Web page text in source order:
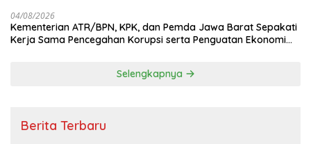
04/08/2026
Kementerian ATR/BPN, KPK, dan Pemda Jawa Barat Sepakati
Kerja Sama Pencegahan Korupsi serta Penguatan Ekonomi
Selengkapnya
Berita Terbaru